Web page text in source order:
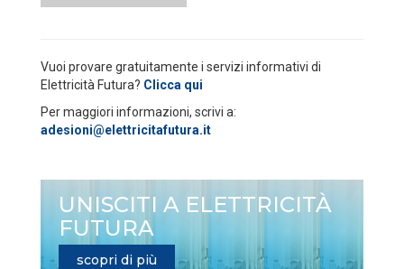
Vuoi provare gratuitamente i servizi informativi di
Elettricità Futura? Clicca qui
Per maggiori informazioni, scrivi a:
adesioni@elettricitafutura.it
UNISCITI A ELETTRICITÀ
FUTURA
scopri di più